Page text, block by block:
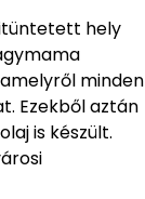
hely
minden
Ezekből aztán
is készült.